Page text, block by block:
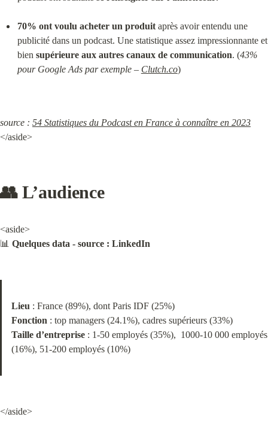
70% ont voulu acheter un produit après avoir entendu une
publicité dans un podcast. Une statistique assez impressionnante et
bien supérieure aux autres canaux de communication. (43%
pour Google Ads par exemple – Clutch.co)
source : 54 Statistiques du Podcast en France à connaître en 2023
</aside>
👥 L’audience
<aside>
📊 Quelques data - source : LinkedIn
Lieu
Fonction
Taille d’entreprise : 1-50 employés (35%),  1000-10 000 employés
(16%), 51-200 employés (10%)
</aside>